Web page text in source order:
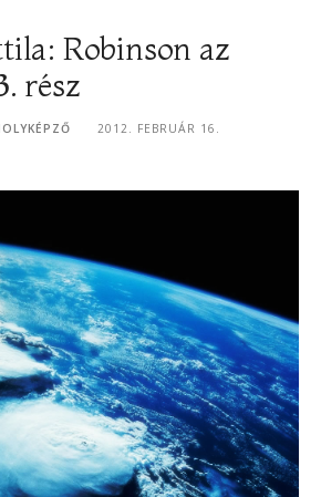
Robinson az
rész
2012. FEBRUÁR 16.